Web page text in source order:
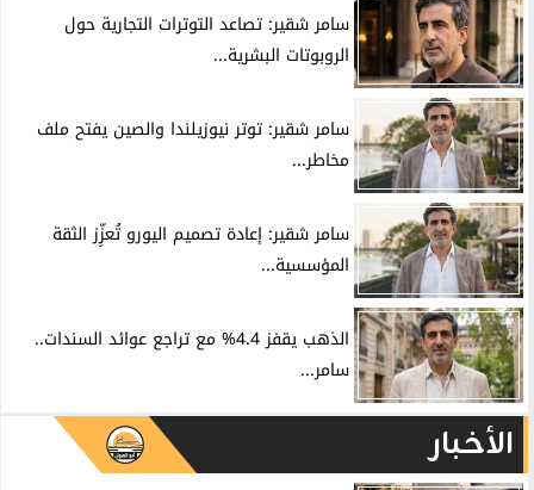
سامر شقير: تصاعد التوترات التجارية حول
الروبوتات البشرية...
سامر شقير: توتر نيوزيلندا والصين يفتح ملف
مخاطر...
سامر شقير: إعادة تصميم اليورو تُعزِّز الثقة
المؤسسية...
الذهب يقفز 4.4% مع تراجع عوائد السندات..
سامر...
الأخبار